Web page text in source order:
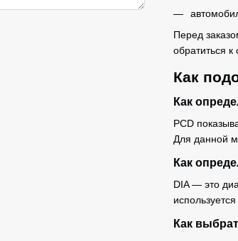
Перед
обратиться
Как
Как
PCD
Для данной
Как
DIA — это
Как